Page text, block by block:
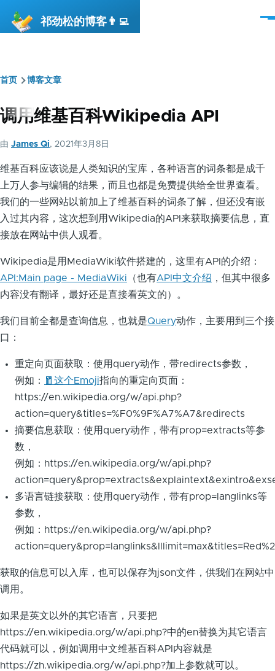
祁劲松的博客👨‍💻
菜
面
包
屑
首页 博客文章
调用维基百科Wikipedia API
由 James Qi, 2021年3月8日
维基百科应该说是人类知识的宝库，各种语言的词条都是成千
上万人参与编辑的结果，而且也都是免费提供给全世界查看。
我们的一些网站以前加上了维基百科的词条了解，但还没有嵌
入过其内容，这次想到用Wikipedia的API来获取摘要信息，直
接放在网站中供人观看。
Wikipedia是用MediaWiki软件搭建的，这里有API的介绍：
API:Main page - MediaWiki （也有API中文介绍 ，但其中很多
内容没有翻译，最好还是直接看英文的）。
我们目前全都是查询信息，也就是Query动作，主要用到三个接
口：
重定向页面获取：使用query动作，带redirects参数，
例如：
🧧这个Emoji指向的重定向页面：
https://en.wikipedia.org/w/api.php?
action=query&titles=%F0%9F%A7%A7&redirects
摘要信息获取：使用query动作，带有prop=extracts等参
数，
例如：https://en.wikipedia.org/w/api.php?
多语言链接获取：使用query动作，带有prop=langlinks等
参数，
例如：https://en.wikipedia.org/w/api.php?
获取的信息可以入库，也可以保存为json文件，供我们在网站中
调用。
如果是英文以外的其它语言，只要把
https://en.wikipedia.org/w/api.php?中的en替换为其它语言
代码就可以，例如调用中文维基百科API内容就是
https://zh.wikipedia.org/w/api.php?加上参数就可以。